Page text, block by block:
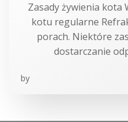
Zasady żywienia kota
kotu regularne
porach. Niektóre
dostarczanie
by